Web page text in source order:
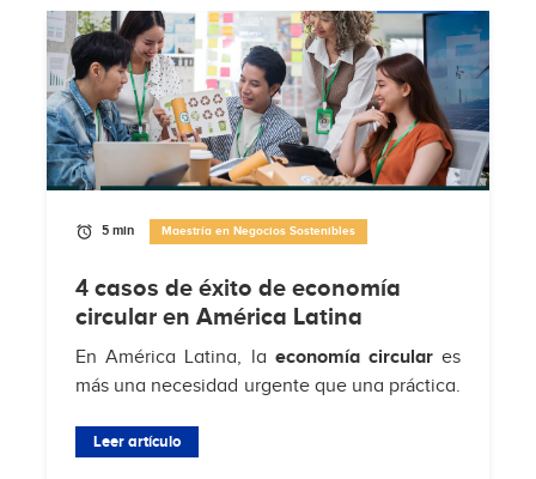
5 min Maestría en Negocios Sostenibles
4 casos de éxito de economía
circular en América Latina
En América Latina, la economía circulares
más una necesidad urgente que una práctica.
Residuos Sólidos Municipales
Leer artículo